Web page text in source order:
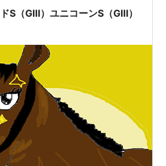
S（GⅢ）ユニコーンS（GⅢ）